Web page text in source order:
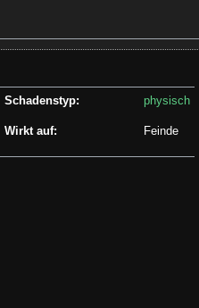
Schadenstyp: physisch
Wirkt auf: Feinde